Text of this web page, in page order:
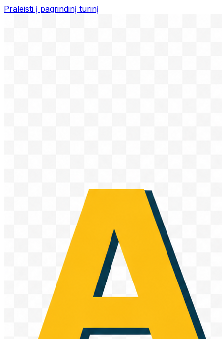
Praleisti į pagrindinį turinį